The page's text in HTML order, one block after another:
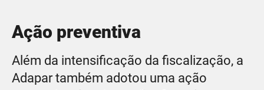
Ação preventiva
Além da intensificação da fiscalização, a
Adapar também adotou uma ação